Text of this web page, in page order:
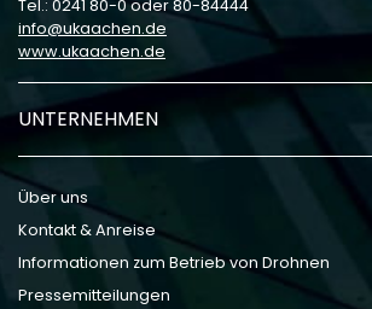
Tel.: 0241 80-0 oder 80-84444
info
ukaachen de
www.ukaachen.de
UNTERNEHMEN
Über uns
Kontakt & Anreise
Informationen zum Betrieb von Drohnen
Pressemitteilungen